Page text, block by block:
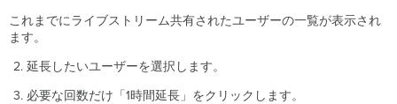
これまでにライブストリーム共有されたユーザーの一覧が表示され
ます。
延長したいユーザーを選択します。
必要な回数だけ「1時間延長」をクリックします。